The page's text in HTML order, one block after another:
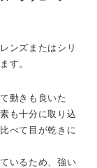
ンズまたはシリ
す。
動きも良いた
も十分に取り込
べて目が乾きに
いるため、強い